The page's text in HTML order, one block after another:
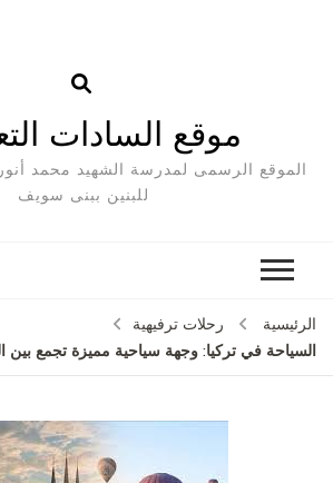
موقع السادات
الموقع الرسمى لمدرسة الشهيد محمد أنور
للبنين ببنى سويف
الرئيسية
رحلات ترفيهية
السياحة في تركيا: وجهة سياحية مميزة تجمع بين